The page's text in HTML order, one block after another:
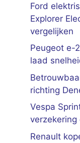
Ford
Explorer
vergelijken
Peugeot e-
laad
richting
Vespa
verzekering
Renault